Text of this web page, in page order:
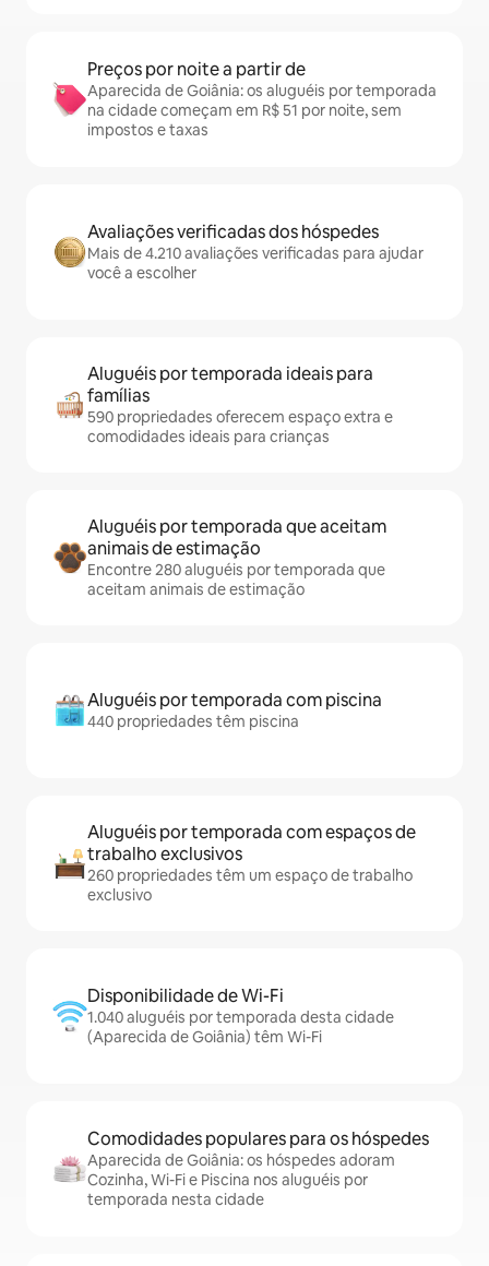
Preços por noite a partir de
Aparecida de Goiânia: os aluguéis por temporada
na cidade começam em R$ 51 por noite, sem
impostos e taxas
Avaliações verificadas dos hóspedes
Mais de 4.210 avaliações verificadas para ajudar
você a escolher
Aluguéis por temporada ideais para
famílias
590 propriedades oferecem espaço extra e
comodidades ideais para crianças
Aluguéis por temporada que aceitam
animais de estimação
Encontre 280 aluguéis por temporada que
aceitam animais de estimação
Aluguéis por temporada com piscina
440 propriedades têm piscina
Aluguéis por temporada com espaços de
trabalho exclusivos
260 propriedades têm um espaço de trabalho
exclusivo
Disponibilidade de Wi-Fi
1.040 aluguéis por temporada desta cidade
(Aparecida de Goiânia) têm Wi-Fi
Comodidades populares para os hóspedes
Aparecida de Goiânia: os hóspedes adoram
Cozinha, Wi-Fi e Piscina nos aluguéis por
temporada nesta cidade